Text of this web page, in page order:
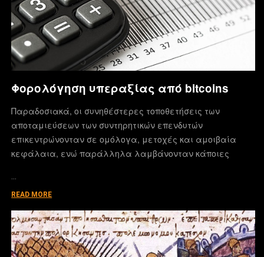
Φορολόγηση υπεραξίας από bitcoins
Παραδοσιακά, οι συνηθέστερες τοποθετήσεις των
αποταμιεύσεων των συντηρητικών επενδυτών
επικεντρώνονταν σε ομόλογα, μετοχές και αμοιβαία
κεφάλαια, ενώ παράλληλα λαμβάνονταν κάποιες
READ MORE